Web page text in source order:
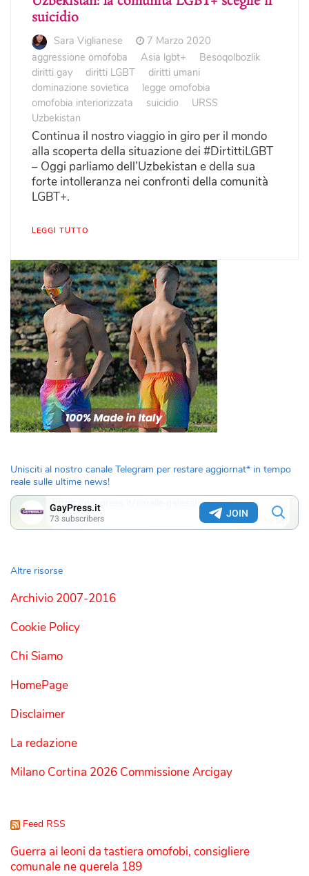
suicidio
Sara Viglianese
7 Marzo 2020
aggressione omofoba
Asia lgbt+
Besoqolbozlik
diritti gay
diritti LGBT
diritti umani
dominazione sovietica
legge omofobia
omofobia interiorizzata
suicidio
URSS
Uzbekistan
Continua il nostro viaggio in giro per il mondo
alla scoperta della situazione dei #DirtittiLGBT
– Oggi parliamo dell’Uzbekistan e della sua
forte intolleranza nei confronti della comunità
LGBT+.
LEGGI TUTTO
Unisciti al nostro canale Telegram per restare aggiornat* in tempo
reale sulle ultime news!
Altre risorse
Archivio 2007-2016
Cookie Policy
Chi Siamo
HomePage
Disclaimer
La redazione
Milano Cortina 2026 Commissione Arcigay
Feed RSS
Guerra ai leoni da tastiera omofobi, consigliere
comunale ne querela 189